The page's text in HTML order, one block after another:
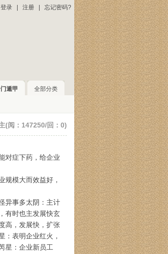
登录 注册 忘记密码?
遁甲 全部分类
(阅：147250/回：0)
对症下药，给企业
规模大而效益好，
异事多太阴：主计
有时也主发展快玄
高，发展快，扩张
表明企业红火，
星：企业新员工